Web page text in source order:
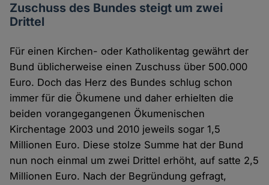
Zuschuss des Bundes steigt um zwei
Drittel
Für einen Kirchen- oder Katholikentag gewährt der
Bund üblicherweise einen Zuschuss über 500.000
Euro. Doch das Herz des Bundes schlug schon
immer für die Ökumene und daher erhielten die
beiden vorangegangenen Ökumenischen
Kirchentage 2003 und 2010 jeweils sogar 1,5
Millionen Euro. Diese stolze Summe hat der Bund
nun noch einmal um zwei Drittel erhöht, auf satte 2,5
Millionen Euro. Nach der Begründung gefragt,